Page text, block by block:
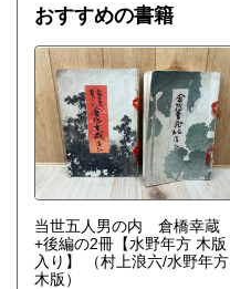
おすすめの書籍
当世五人男の内 倉橋幸蔵
+後編の2冊【水野年方 木版
入り】
（村上浪六/水野年方
木版）